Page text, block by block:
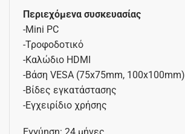
Περιεχόμενα συσκευασίας
-Mini PC
-Τροφοδοτικό
-Καλώδιο HDMI
-Βάση VESA (75x75mm, 100x100mm)
-Βίδες εγκατάστασης
-Εγχειρίδιο χρήσης
Εγγύηση: 24 μήνες